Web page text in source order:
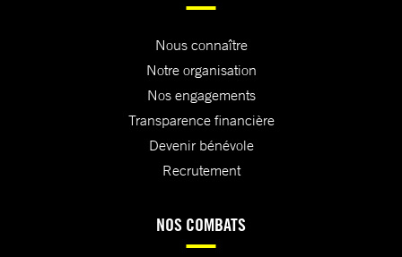
Nous connaître
Notre organisation
Nos engagements
Transparence financière
Devenir bénévole
Recrutement
NOS COMBATS